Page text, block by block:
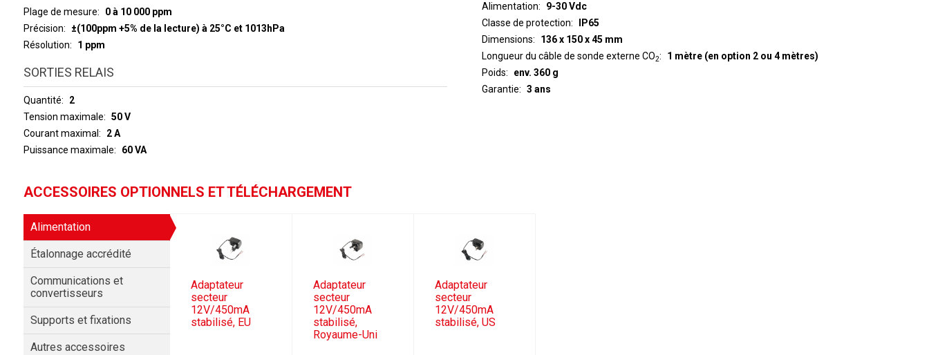
Plage de mesure
0 à 10 000 ppm
Précision
±(100ppm +5% de la lecture) à 25°C et 1013hPa
Résolution
1 ppm
SORTIES RELAIS
Quantité
2
Tension maximale
50 V
Courant maximal
2 A
Puissance maximale
60 VA
Alimentation
9-30 Vdc
Classe de protection
IP65
Dimensions
136 x 150 x 45 mm
Longueur du câble de sonde externe CO2
1 mètre (en option 2 ou 4 mètres)
Poids
env. 360 g
Garantie
3 ans
ACCESSOIRES OPTIONNELS ET TÉLÉCHARGEMENT
Alimentation
Étalonnage accrédité
Communications et
convertisseurs
Supports et fixations
Autres accessoires
Adaptateur
secteur
12V/450mA
stabilisé, EU
Adaptateur
secteur
12V/450mA
stabilisé,
Royaume-Uni
Adaptateur
secteur
12V/450mA
stabilisé, US